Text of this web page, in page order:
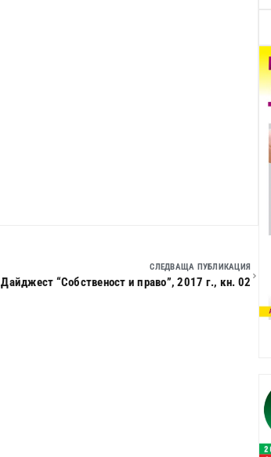
СЛЕДВАЩА ПУБЛИКАЦИЯ
Дайджест “Собственост и право”, 2017 г., кн. 02